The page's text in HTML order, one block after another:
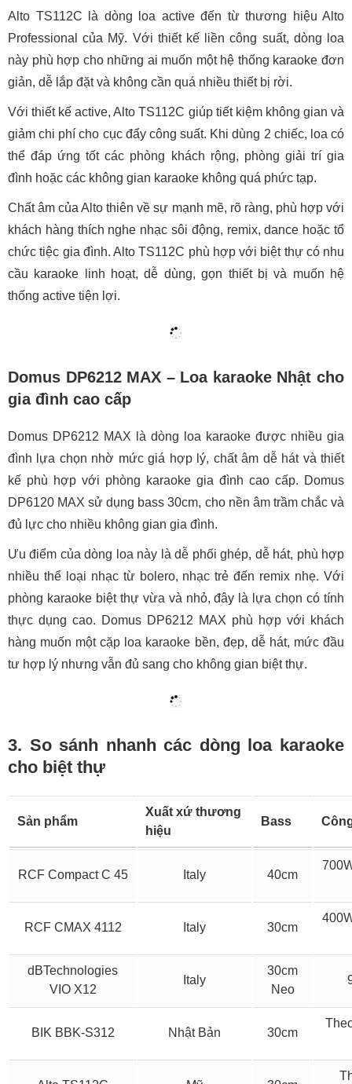
Alto TS112C là dòng loa active đến từ thương hiệu Alto
Professional của Mỹ. Với thiết kế liền công suất, dòng loa
này phù hợp cho những ai muốn một hệ thống karaoke đơn
giản, dễ lắp đặt và không cần quá nhiều thiết bị rời.
Với thiết kế active, Alto TS112C giúp tiết kiệm không gian và
giảm chi phí cho cục đẩy công suất. Khi dùng 2 chiếc, loa có
thể đáp ứng tốt các phòng khách rộng, phòng giải trí gia
đình hoặc các không gian karaoke không quá phức tạp.
Chất âm của Alto thiên về sự mạnh mẽ, rõ ràng, phù hợp với
khách hàng thích nghe nhạc sôi động, remix, dance hoặc tổ
chức tiệc gia đình. Alto TS112C phù hợp với biệt thự có nhu
cầu karaoke linh hoạt, dễ dùng, gọn thiết bị và muốn hệ
thống active tiện lợi.
Domus DP6212 MAX – Loa karaoke Nhật cho
gia đình cao cấp
Domus DP6212 MAX là dòng loa karaoke được nhiều gia
đình lựa chọn nhờ mức giá hợp lý, chất âm dễ hát và thiết
kế phù hợp với phòng karaoke gia đình cao cấp. Domus
DP6120 MAX sử dụng bass 30cm, cho nền âm trầm chắc và
đủ lực cho nhiều không gian gia đình.
Ưu điểm của dòng loa này là dễ phối ghép, dễ hát, phù hợp
nhiều thể loại nhạc từ bolero, nhạc trẻ đến remix nhẹ. Với
phòng karaoke biệt thự vừa và nhỏ, đây là lựa chọn có tính
thực dụng cao. Domus DP6212 MAX phù hợp với khách
hàng muốn một cặp loa karaoke bền, đẹp, dễ hát, mức đầu
tư hợp lý nhưng vẫn đủ sang cho không gian biệt thự.
3. So sánh nhanh các dòng loa karaoke
cho biệt thự
Sản phẩm
Xuất xứ thương
hiệu
Bass
RCF Compact C 45 Italy 40cm
RCF CMAX 4112 Italy 30cm
dBTechnologies
VIO X12
Italy
30cm
Neo
BIK BBK-S312 Nhật Bản 30cm